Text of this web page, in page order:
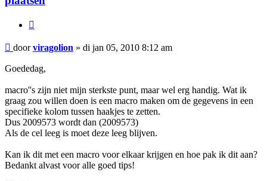
Bericht
doorviragolion » di jan 05, 2010 8:12 am
Goededag,
macro''s zijn niet mijn sterkste punt, maar wel erg handig. Wat ik
graag zou willen doen is een macro maken om de gegevens in een
specifieke kolom tussen haakjes te zetten.
Dus 2009573 wordt dan (2009573)
Als de cel leeg is moet deze leeg blijven.
Kan ik dit met een macro voor elkaar krijgen en hoe pak ik dit aan?
Bedankt alvast voor alle goed tips!